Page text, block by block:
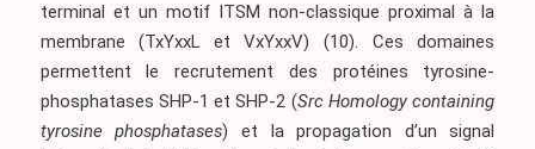
terminal et un motif ITSM non-classique proximal à la
membrane (TxYxxL et VxYxxV)(10). Ces domaines
permettent le recrutement des protéines tyrosine-
phosphatases SHP-1 et SHP-2 (Src Homology containing
tyrosine phosphatases) et la propagation d’un signal